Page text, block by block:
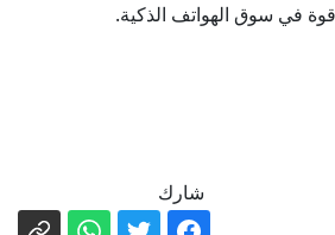
في سوق الهواتف الذكية.
شارك